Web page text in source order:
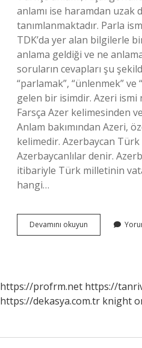
anlamı ise haramdan uzak
tanımlanmaktadır. Parla
TDK’da yer alan bilgilerle
anlama geldiği ve ne
soruların cevapları şu
“parlamak”, “ünlenmek” ve
gelen bir isimdir. Azeri ismi
Farsça Azer kelimesinden
Anlam bakımından Azeri,
kelimedir. Azerbaycan
Azerbaycanlılar denir.
itibariyle Türk milletinin
hangi…
Devamını okuyun
Isminin
https://profrm.net https://
https://dekasya.com.tr knight